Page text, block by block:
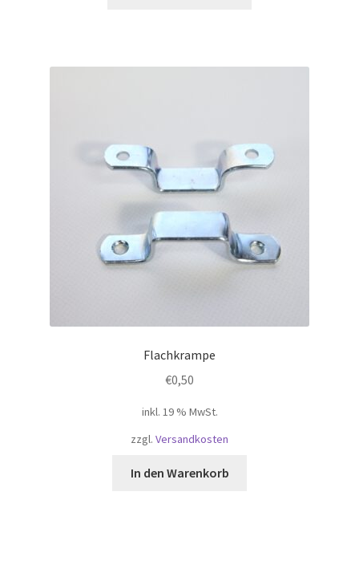
Varianten
können
auf
werden
Flachkrampe
€0,50
inkl. 19 % MwSt.
zzgl. Versandkosten
In den Warenkorb